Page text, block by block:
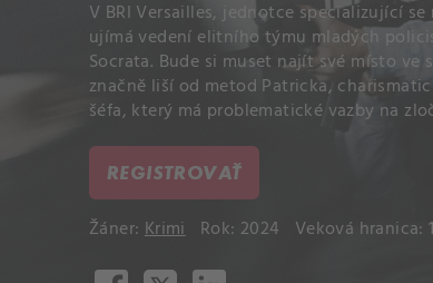
V BRI Versailles, jednotce specializující
ujímá vedení elitního týmu mladých
Socrata. Bude si muset najít své místo
značně liší od metod Patricka,
šéfa, který má problematické vazby na
REGISTROVAŤ
Žáner: Krimi Rok: 2024 Veková hranica: